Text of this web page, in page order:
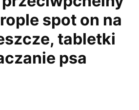
spot on na
tabletki
psa